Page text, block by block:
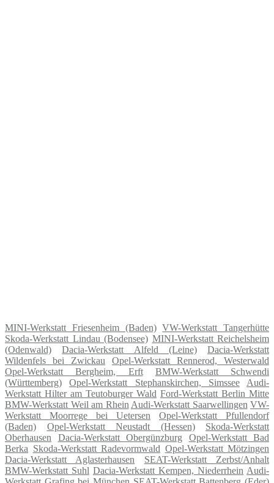
MINI-Werkstatt Friesenheim (Baden) VW-Werkstatt Tangerhütte
Skoda-Werkstatt Lindau (Bodensee) MINI-Werkstatt Reichelsheim
(Odenwald)
Dacia-Werkstatt Alfeld (Leine)
Dacia-Werkstatt
Wildenfels bei Zwickau
Opel-Werkstatt Rennerod, Westerwald
Opel-Werkstatt Bergheim, Erft
BMW-Werkstatt Schwendi
(Württemberg)
Opel-Werkstatt Stephanskirchen, Simssee
Audi-
Werkstatt Hilter am Teutoburger Wald Ford-Werkstatt Berlin Mitte
BMW-Werkstatt Weil am Rhein Audi-Werkstatt Saarwellingen VW-
Werkstatt Moorrege bei Uetersen
Opel-Werkstatt Pfullendorf
(Baden)
Opel-Werkstatt Neustadt (Hessen)
Skoda-Werkstatt
Oberhausen
Dacia-Werkstatt Obergünzburg
Opel-Werkstatt Bad
Berka Skoda-Werkstatt Radevormwald Opel-Werkstatt Mötzingen
Dacia-Werkstatt Aglasterhausen
SEAT-Werkstatt Zerbst/Anhalt
BMW-Werkstatt Suhl Dacia-Werkstatt Kempen, Niederrhein Audi-